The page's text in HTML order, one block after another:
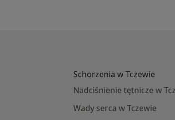
Schorzenia w Tczewie
Nadciśnienie tętnicze w
Wady serca w Tczewie